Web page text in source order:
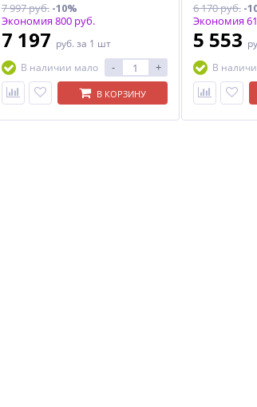
7 997 руб.-10%
Экономия 800 руб.
7 197 руб. за 1 шт
В наличии мало
- +
В КОРЗИНУ
6 170 руб.-
Экономия
5 553
В